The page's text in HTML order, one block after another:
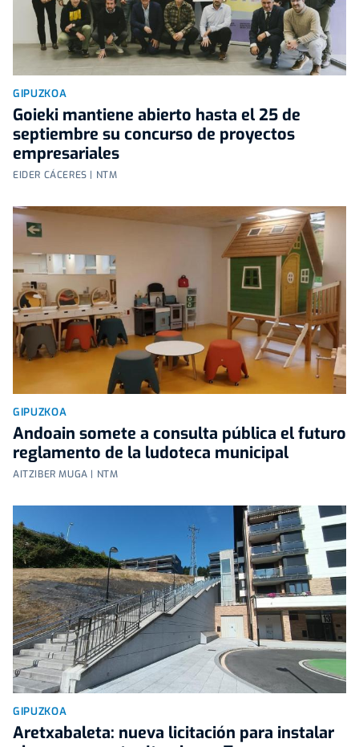
GIPUZKOA
Goieki mantiene abierto hasta el 25 de
septiembre su concurso de proyectos
empresariales
EIDER CÁCERES | NTM
GIPUZKOA
Andoain somete a consulta pública el futuro
reglamento de la ludoteca municipal
AITZIBER MUGA | NTM
GIPUZKOA
Aretxabaleta: nueva licitación para instalar